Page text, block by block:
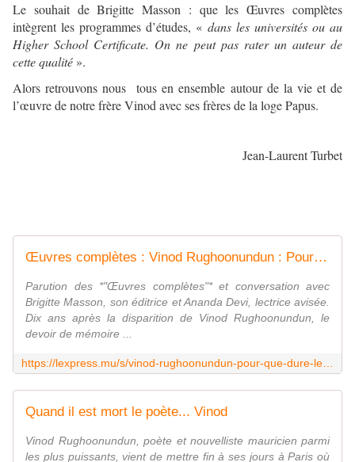
Le souhait de Brigitte Masson : que les Œuvres complètes
intègrent les programmes d’études, « dans les universités ou au
Higher School Certificate. On ne peut pas rater un auteur de
cette qualité ».
Alors retrouvons nous tous en ensemble autour de la vie et de
l’œuvre de notre frère Vinod avec ses frères de la loge Papus.
Jean-Laurent Turbet
Œuvres complètes : Vinod Rughoonundun : Pour que dure le poète
Parution des *"Œuvres complètes"* et conversation avec
Brigitte Masson, son éditrice et Ananda Devi, lectrice avisée.
Dix ans après la disparition de Vinod Rughoonundun, le
devoir de mémoire ...
Quand il est mort le poète... Vinod
Vinod Rughoonundun, poète et nouvelliste mauricien parmi
les plus puissants, vient de mettre fin à ses jours à Paris où